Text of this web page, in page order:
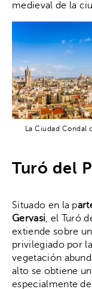
medieval de la
La Ciudad Condal
Turó del
Situado en la p
Gervasi, el Turó
extiende sobre
privilegiado por
vegetación
alto se obtiene
especialmente